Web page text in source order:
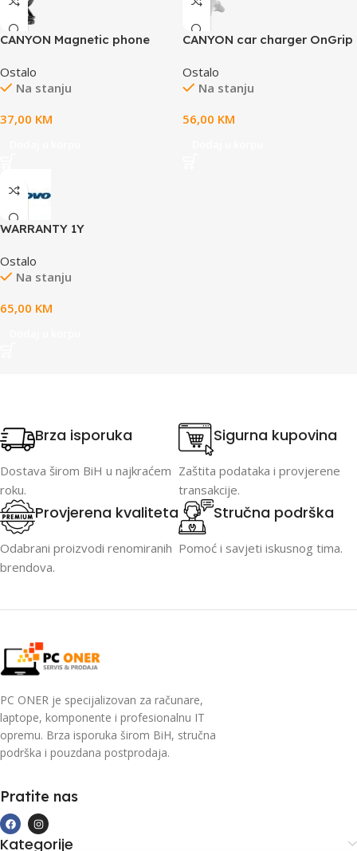
CANYON Magnetic phone
Black
Ostalo
Na stanju
37,00 KM
CANYON car charger OnGrip
Ostalo
Na stanju
56,00 KM
WARRANTY 1Y
Gaming, IdeaPad 1 15,16,17,
IdeaPad Slim
Ostalo
Na stanju
65,00 KM
Brza isporuka
Dostava širom BiH u najkraćem
roku.
Sigurna kupovina
Zaštita podataka i provjerene
transakcije.
Provjerena kvaliteta
Odabrani proizvodi renomiranih
brendova.
Stručna podrška
Pomoć i savjeti iskusnog tima.
PC ONER je specijalizovan za računare,
laptope, komponente i profesionalnu IT
opremu. Brza isporuka širom BiH, stručna
podrška i pouzdana postprodaja.
Pratite nas
Kategorije